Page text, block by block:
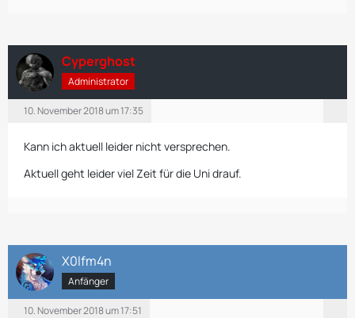
Cyperghost
Administrator
10. November 2018 um 17:35
Kann ich aktuell leider nicht versprechen.
Aktuell geht leider viel Zeit für die Uni drauf.
X0lfm4n
Anfänger
10. November 2018 um 17:51